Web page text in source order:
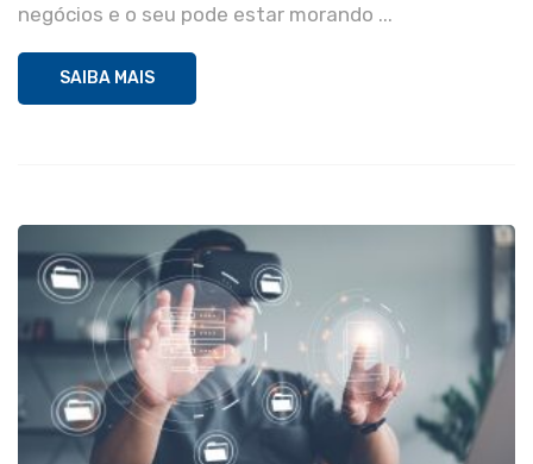
negócios e o seu pode estar morando ...
SAIBA MAIS